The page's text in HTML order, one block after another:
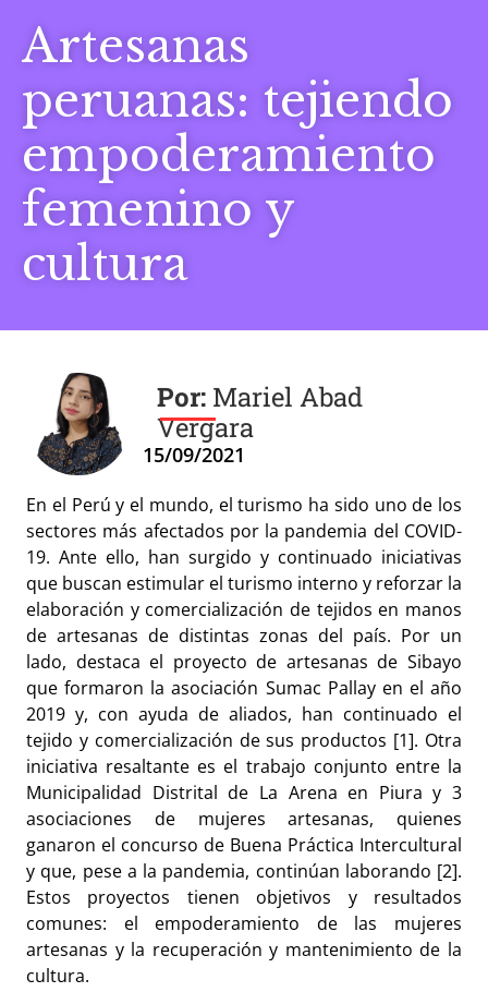
Artesanas
peruanas: tejiendo
empoderamiento
femenino y
cultura
Mariel Abad
Vergara
En el Perú y el mundo, el turismo ha sido uno de los
sectores más afectados por la pandemia del COVID-
19. Ante ello, han surgido y continuado iniciativas
que buscan estimular el turismo interno y reforzar la
elaboración y comercialización de tejidos en manos
de artesanas de distintas zonas del país. Por un
lado, destaca el proyecto de artesanas de Sibayo
que formaron la asociación Sumac Pallay en el año
2019 y, con ayuda de aliados, han continuado el
tejido y comercialización de sus productos [1]. Otra
iniciativa resaltante es el trabajo conjunto entre la
Municipalidad Distrital de La Arena en Piura y 3
asociaciones de mujeres artesanas, quienes
ganaron el concurso de Buena Práctica Intercultural
y que, pese a la pandemia, continúan laborando [2].
Estos proyectos tienen objetivos y resultados
comunes: el empoderamiento de las mujeres
artesanas y la recuperación y mantenimiento de la
cultura.
15/09/2021